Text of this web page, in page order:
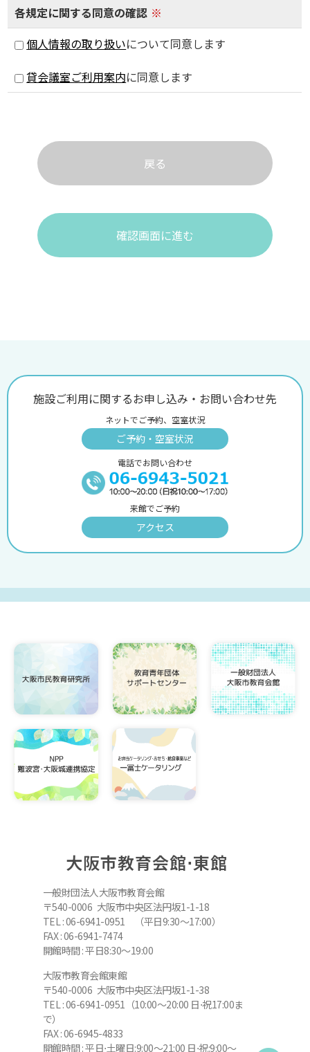
各規定に関する同意の確認 ※
個人情報の取り扱いについて同意します
貸会議室ご利用案内に同意します
戻る
確認画面に進む
施設ご利用に関するお申し込み・お問い合わせ先
ネットでご予約、空室状況
ご予約・空室状況
電話でお問い合わせ
来館でご予約
アクセス
大阪市教育会館⋅東館
一般財団法人大阪市教育会館
〒540-0006 大阪市中央区法円坂1-1-18
TEL : 06-6941-0951 （平日9:30～17:00）
FAX : 06-6941-7474
開館時間 : 平日8:30～19:00
大阪市教育会館東館
〒540-0006 大阪市中央区法円坂1-1-38
TEL : 06-6941-0951（10:00～20:00 日⋅祝17:00ま
で）
FAX : 06-6945-4833
開館時間 : 平日⋅土曜日:9:00～21:00 日⋅祝:9:00～